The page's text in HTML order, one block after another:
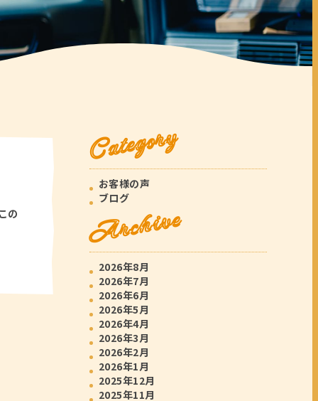
の
Category
お客様の声
ブログ
Archive
2026年8月
2026年7月
2026年6月
2026年5月
2026年4月
2026年3月
2026年2月
2026年1月
2025年12月
2025年11月